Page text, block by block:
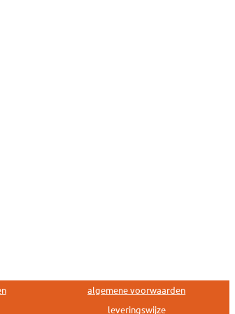
algemene voorwaarden
leveringswijze